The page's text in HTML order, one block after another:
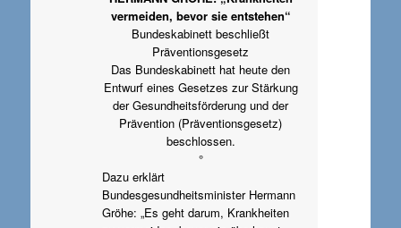
vermeiden, bevor sie entstehen“
Bundeskabinett beschließt
Präventionsgesetz
Das Bundeskabinett hat heute den
Entwurf eines Gesetzes zur Stärkung
der Gesundheitsförderung und der
Prävention (Präventionsgesetz)
beschlossen.
°
Dazu erklärt
Bundesgesundheitsminister Hermann
Gröhe: „Es geht darum, Krankheiten